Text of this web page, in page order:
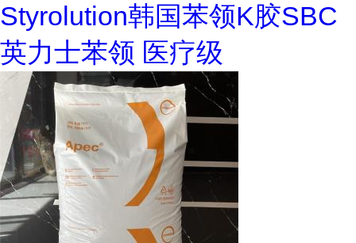
Styrolution韩国苯领K胶SBC
英力士苯领 医疗级